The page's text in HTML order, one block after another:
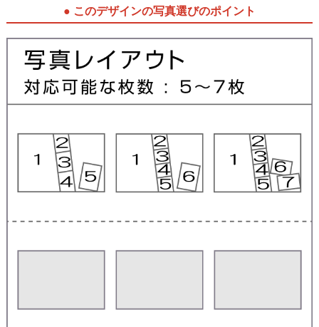
● このデザインの写真選びのポイント